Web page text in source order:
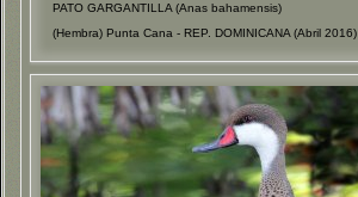
PATO GARGANTILLA (Anas bahamensis)
(Hembra) Punta Cana - REP. DOMINICANA (Abril 2016)